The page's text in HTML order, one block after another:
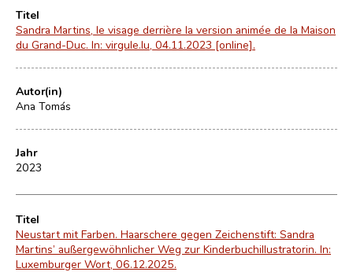
Titel
Sandra Martins, le visage derrière la version animée de la Maison
du Grand-Duc. In: virgule.lu, 04.11.2023 [online].
Autor(in)
Ana Tomás
Jahr
2023
Titel
Neustart mit Farben. Haarschere gegen Zeichenstift: Sandra
Martins’ außergewöhnlicher Weg zur Kinderbuchillustratorin. In:
Luxemburger Wort, 06.12.2025.